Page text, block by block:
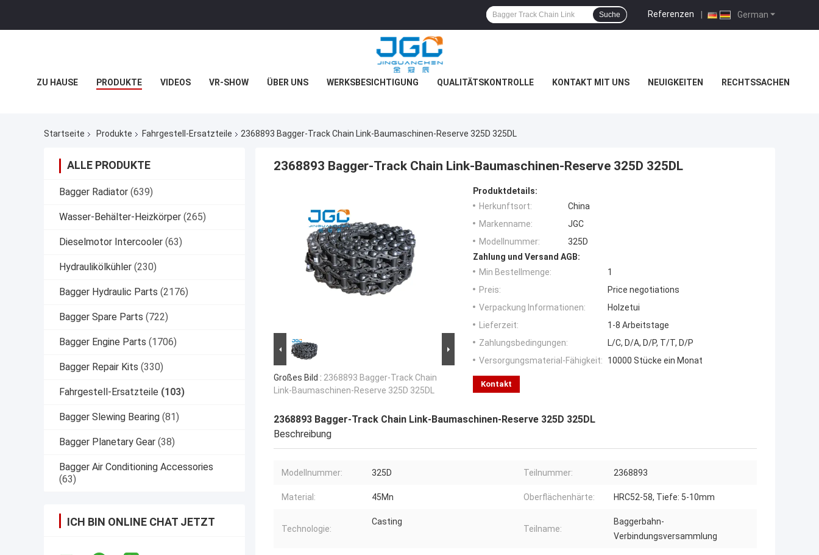
German
Referenzen |
Suche
ZU HAUSE PRODUKTE VIDEOS VR-SHOW ÜBER UNS WERKSBESICHTIGUNG QUALITÄTSKONTROLLE KONTAKT MIT UNS NEUIGKEITEN RECHTSSACHEN
Startseite Produkte Fahrgestell-Ersatzteile 2368893 Bagger-Track Chain Link-Baumaschinen-Reserve 325D 325DL
ALLE PRODUKTE
Bagger Radiator (639)
Wasser-Behälter-Heizkörper (265)
Dieselmotor Intercooler (63)
Hydraulikölkühler (230)
Bagger Hydraulic Parts (2176)
Bagger Spare Parts (722)
Bagger Engine Parts (1706)
Bagger Repair Kits (330)
Fahrgestell-Ersatzteile (103)
Bagger Slewing Bearing (81)
Bagger Planetary Gear (38)
Bagger Air Conditioning Accessories
(63)
ICH BIN ONLINE CHAT JETZT
2368893 Bagger-Track Chain Link-Baumaschinen-Reserve 325D 325DL
Großes Bild : 2368893 Bagger-Track Chain
Link-Baumaschinen-Reserve 325D 325DL
Produktdetails:
Herkunftsort:
China
Markenname:
JGC
Modellnummer:
325D
Zahlung und Versand AGB:
Min Bestellmenge:
1
Preis:
Price negotiations
Verpackung Informationen:
Holzetui
Lieferzeit:
1-8 Arbeitstage
Zahlungsbedingungen:
L/C, D/A, D/P, T/T, D/P
Versorgungsmaterial-Fähigkeit:
10000 Stücke ein Monat
Kontakt
2368893 Bagger-Track Chain Link-Baumaschinen-Reserve 325D 325DL
Beschreibung
Modellnummer: 325D Teilnummer: 2368893
Material: 45Mn Oberflächenhärte: HRC52-58, Tiefe: 5-10mm
Technologie:
Casting
Teilname:
Baggerbahn-
Verbindungsversammlung